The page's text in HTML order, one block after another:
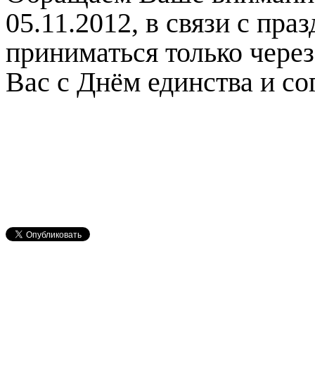
05.11.2012, в связи с
приниматься только
Вас с Днём единства и